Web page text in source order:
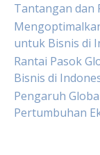
Tantangan dan
untuk Bisnis di
Rantai Pasok
Bisnis di
Pengaruh
Pertumbuhan